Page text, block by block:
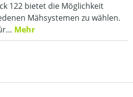
122 bietet die Möglichkeit
Mähsystemen zu wählen.
Mehr